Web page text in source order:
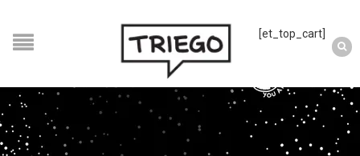
[et_top_cart]